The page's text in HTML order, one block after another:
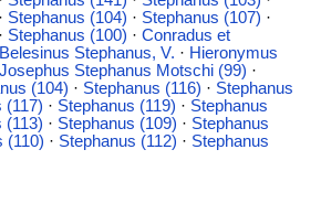
· Stephanus (104) · Stephanus (107) ·
· Stephanus (100) · Conradus et
Belesinus Stephanus, V. · Hieronymus
Josephus Stephanus Motschi (99) ·
(104) · Stephanus (116) · Stephanus
(117) · Stephanus (119) · Stephanus
(113) · Stephanus (109) · Stephanus
(110) · Stephanus (112) · Stephanus